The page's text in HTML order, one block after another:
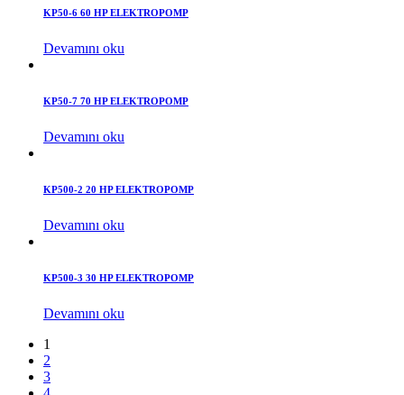
KP50-6 60 HP ELEKTROPOMP
Devamını oku
KP50-7 70 HP ELEKTROPOMP
Devamını oku
KP500-2 20 HP ELEKTROPOMP
Devamını oku
KP500-3 30 HP ELEKTROPOMP
Devamını oku
1
2
3